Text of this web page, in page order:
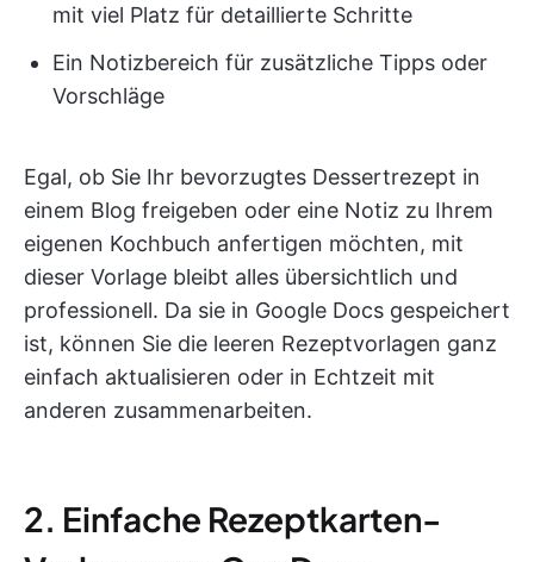
mit viel Platz für detaillierte Schritte
Ein Notizbereich für zusätzliche Tipps oder
Vorschläge
Egal, ob Sie Ihr bevorzugtes Dessertrezept in
einem Blog freigeben oder eine Notiz zu Ihrem
eigenen Kochbuch anfertigen möchten, mit
dieser Vorlage bleibt alles übersichtlich und
professionell. Da sie in Google Docs gespeichert
ist, können Sie die leeren Rezeptvorlagen ganz
einfach aktualisieren oder in Echtzeit mit
anderen zusammenarbeiten.
2. Einfache Rezeptkarten-